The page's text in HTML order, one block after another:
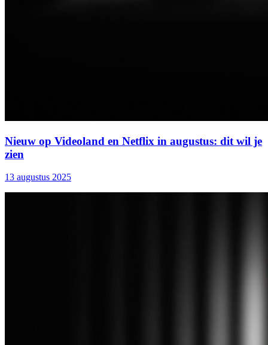
Nieuw op Videoland en Netflix in augustus: dit wil je
zien
13 augustus 2025